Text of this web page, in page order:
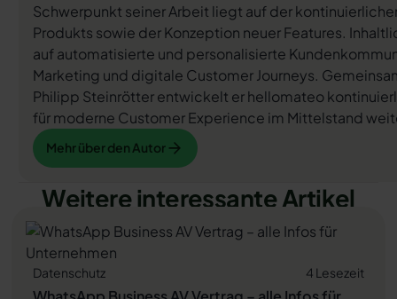
Schwerpunkt seiner Arbeit liegt auf der
Produkts sowie der Konzeption neuer Features.
auf automatisierte und personalisierte
Marketing und digitale Customer Journeys.
Philipp Steinrötter entwickelt er hellomateo
für moderne Customer Experience im Mittelstand
Mehr über den Autor
Mehr über den Autor
Weitere interessante Artikel
Datenschutz 4 Lesezeit